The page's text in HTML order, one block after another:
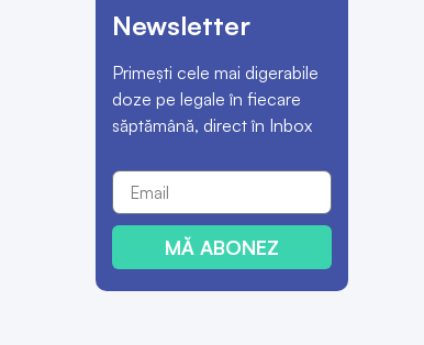
Newsletter
Primești cele mai digerabile
doze pe legale în fiecare
săptămână, direct în Inbox
MĂ ABONEZ